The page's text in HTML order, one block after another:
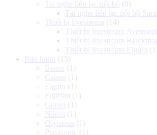
Tai nghe liên lạc nội bộ (0)
Tai nghe liên lạc nội bộ
Thiết bị livestream (14)
Thiết bị livestream
Thiết bị livestream
Thiết bị livestream Elgato
Bảo hành
(15)
Benro (1)
Canon
(1)
Elgato (1)
Fujifilm (1)
Gopro (1)
Nikon
(1)
Olympus (1)
Panasonic (1)